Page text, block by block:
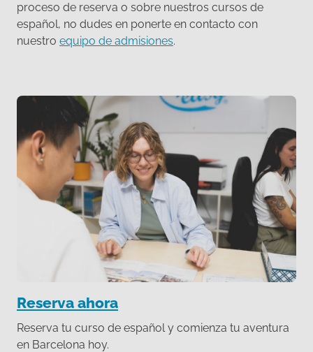
proceso de reserva o sobre nuestros cursos de
español, no dudes en ponerte en contacto con
nuestro equipo de admisiones.
Reserva ahora
Reserva tu curso de español y comienza tu aventura
en Barcelona hoy.